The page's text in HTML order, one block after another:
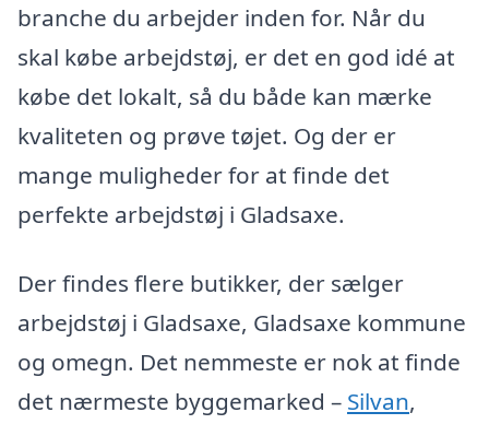
branche du arbejder inden for. Når du
skal købe arbejdstøj, er det en god idé at
købe det lokalt, så du både kan mærke
kvaliteten og prøve tøjet. Og der er
mange muligheder for at finde det
perfekte arbejdstøj i Gladsaxe.
Der findes flere butikker, der sælger
arbejdstøj i Gladsaxe, Gladsaxe kommune
og omegn. Det nemmeste er nok at finde
det nærmeste byggemarked – Silvan,